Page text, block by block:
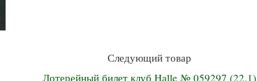
Следующий товар
Лотерейный билет клуб Halle № 059297 (22.1)